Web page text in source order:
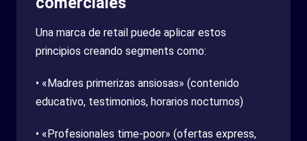
Una marca de retail puede aplicar estos
principios creando segments como:
• «Madres primerizas ansiosas» (contenido
educativo, testimonios, horarios nocturnos)
• «Profesionales time-poor» (ofertas express,